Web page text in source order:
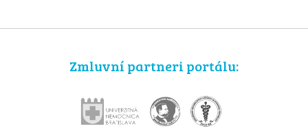
Zmluvní partneri portálu: